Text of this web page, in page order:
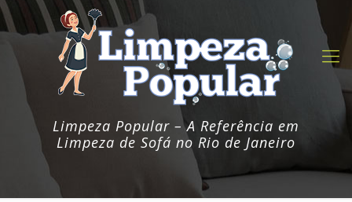
Limpeza Popular – A Referência em
Limpeza de Sofá no Rio de Janeiro